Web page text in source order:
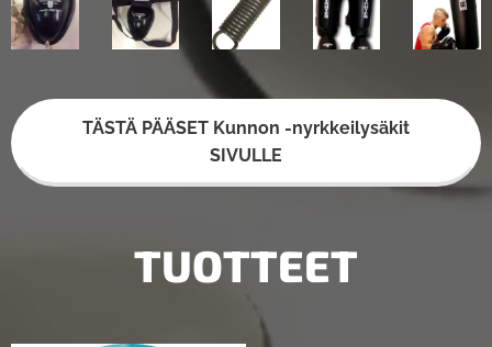
TÄSTÄ PÄÄSET Kunnon -nyrkkeilysäkit
SIVULLE
TUOTTEET